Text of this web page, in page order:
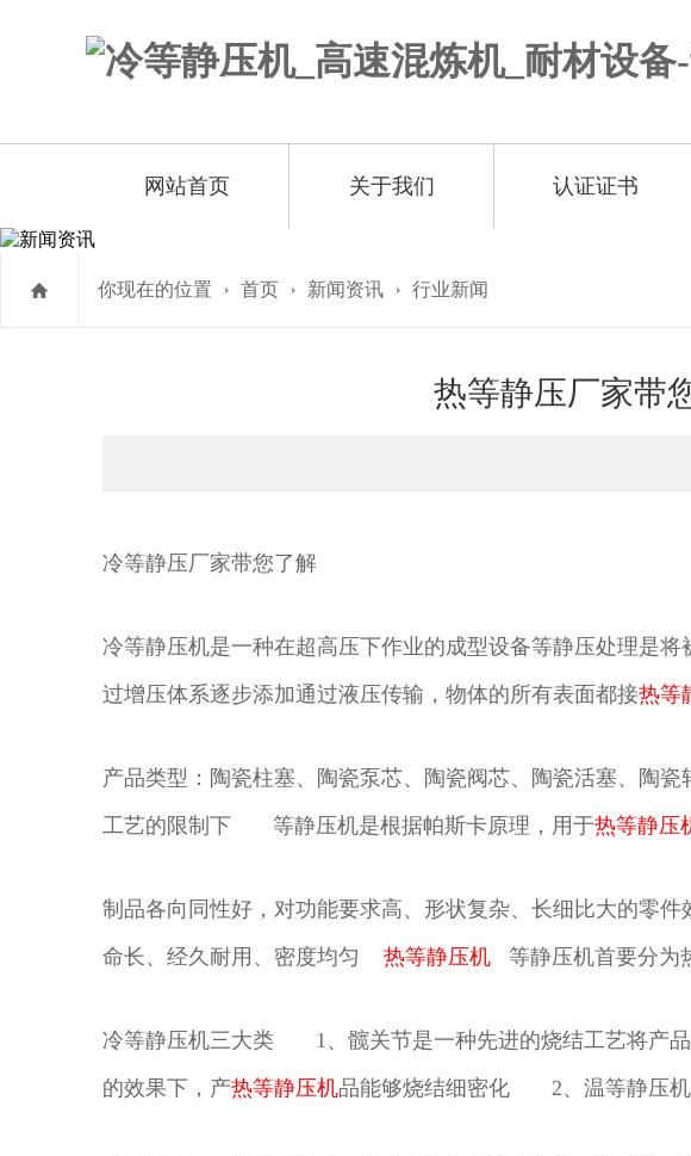
网站首页 关于我们 认证证书
你现在的位置 首页 新闻资讯 行业新闻
热等静压厂家带
冷等静压厂家带您了解
冷等静压机是一种在超高压下作业的成型设备等静压处理是
过增压体系逐步添加通过液压传输，物体的所有表面都接热等
产品类型：陶瓷柱塞、陶瓷泵芯、陶瓷阀芯、陶瓷活塞、陶
工艺的限制下 等静压机是根据帕斯卡原理，用于热等静压
制品各向同性好，对功能要求高、形状复杂、长细比大的
命长、经久耐用、密度均匀 热等静压机 等静压机首要分为
冷等静压机三大类 1、髋关节是一种先进的烧结工艺将产品
的效果下，产热等静压机品能够烧结细密化 2、温等静压机